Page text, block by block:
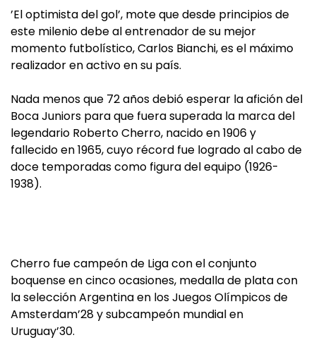
’El optimista del gol’, mote que desde principios de
este milenio debe al entrenador de su mejor
momento futbolístico, Carlos Bianchi, es el máximo
realizador en activo en su país.
Nada menos que 72 años debió esperar la afición del
Boca Juniors para que fuera superada la marca del
legendario Roberto Cherro, nacido en 1906 y
fallecido en 1965, cuyo récord fue logrado al cabo de
doce temporadas como figura del equipo (1926-
1938).
Cherro fue campeón de Liga con el conjunto
boquense en cinco ocasiones, medalla de plata con
la selección Argentina en los Juegos Olímpicos de
Amsterdam’28 y subcampeón mundial en
Uruguay’30.